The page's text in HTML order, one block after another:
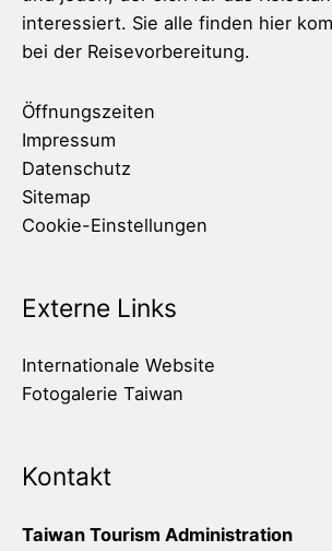
interessiert. Sie alle finden hier
bei der Reisevorbereitung.
Öffnungszeiten
Impressum
Datenschutz
Sitemap
Cookie-Einstellungen
Externe Links
Internationale Website
Fotogalerie Taiwan
Kontakt
Taiwan Tourism Administration